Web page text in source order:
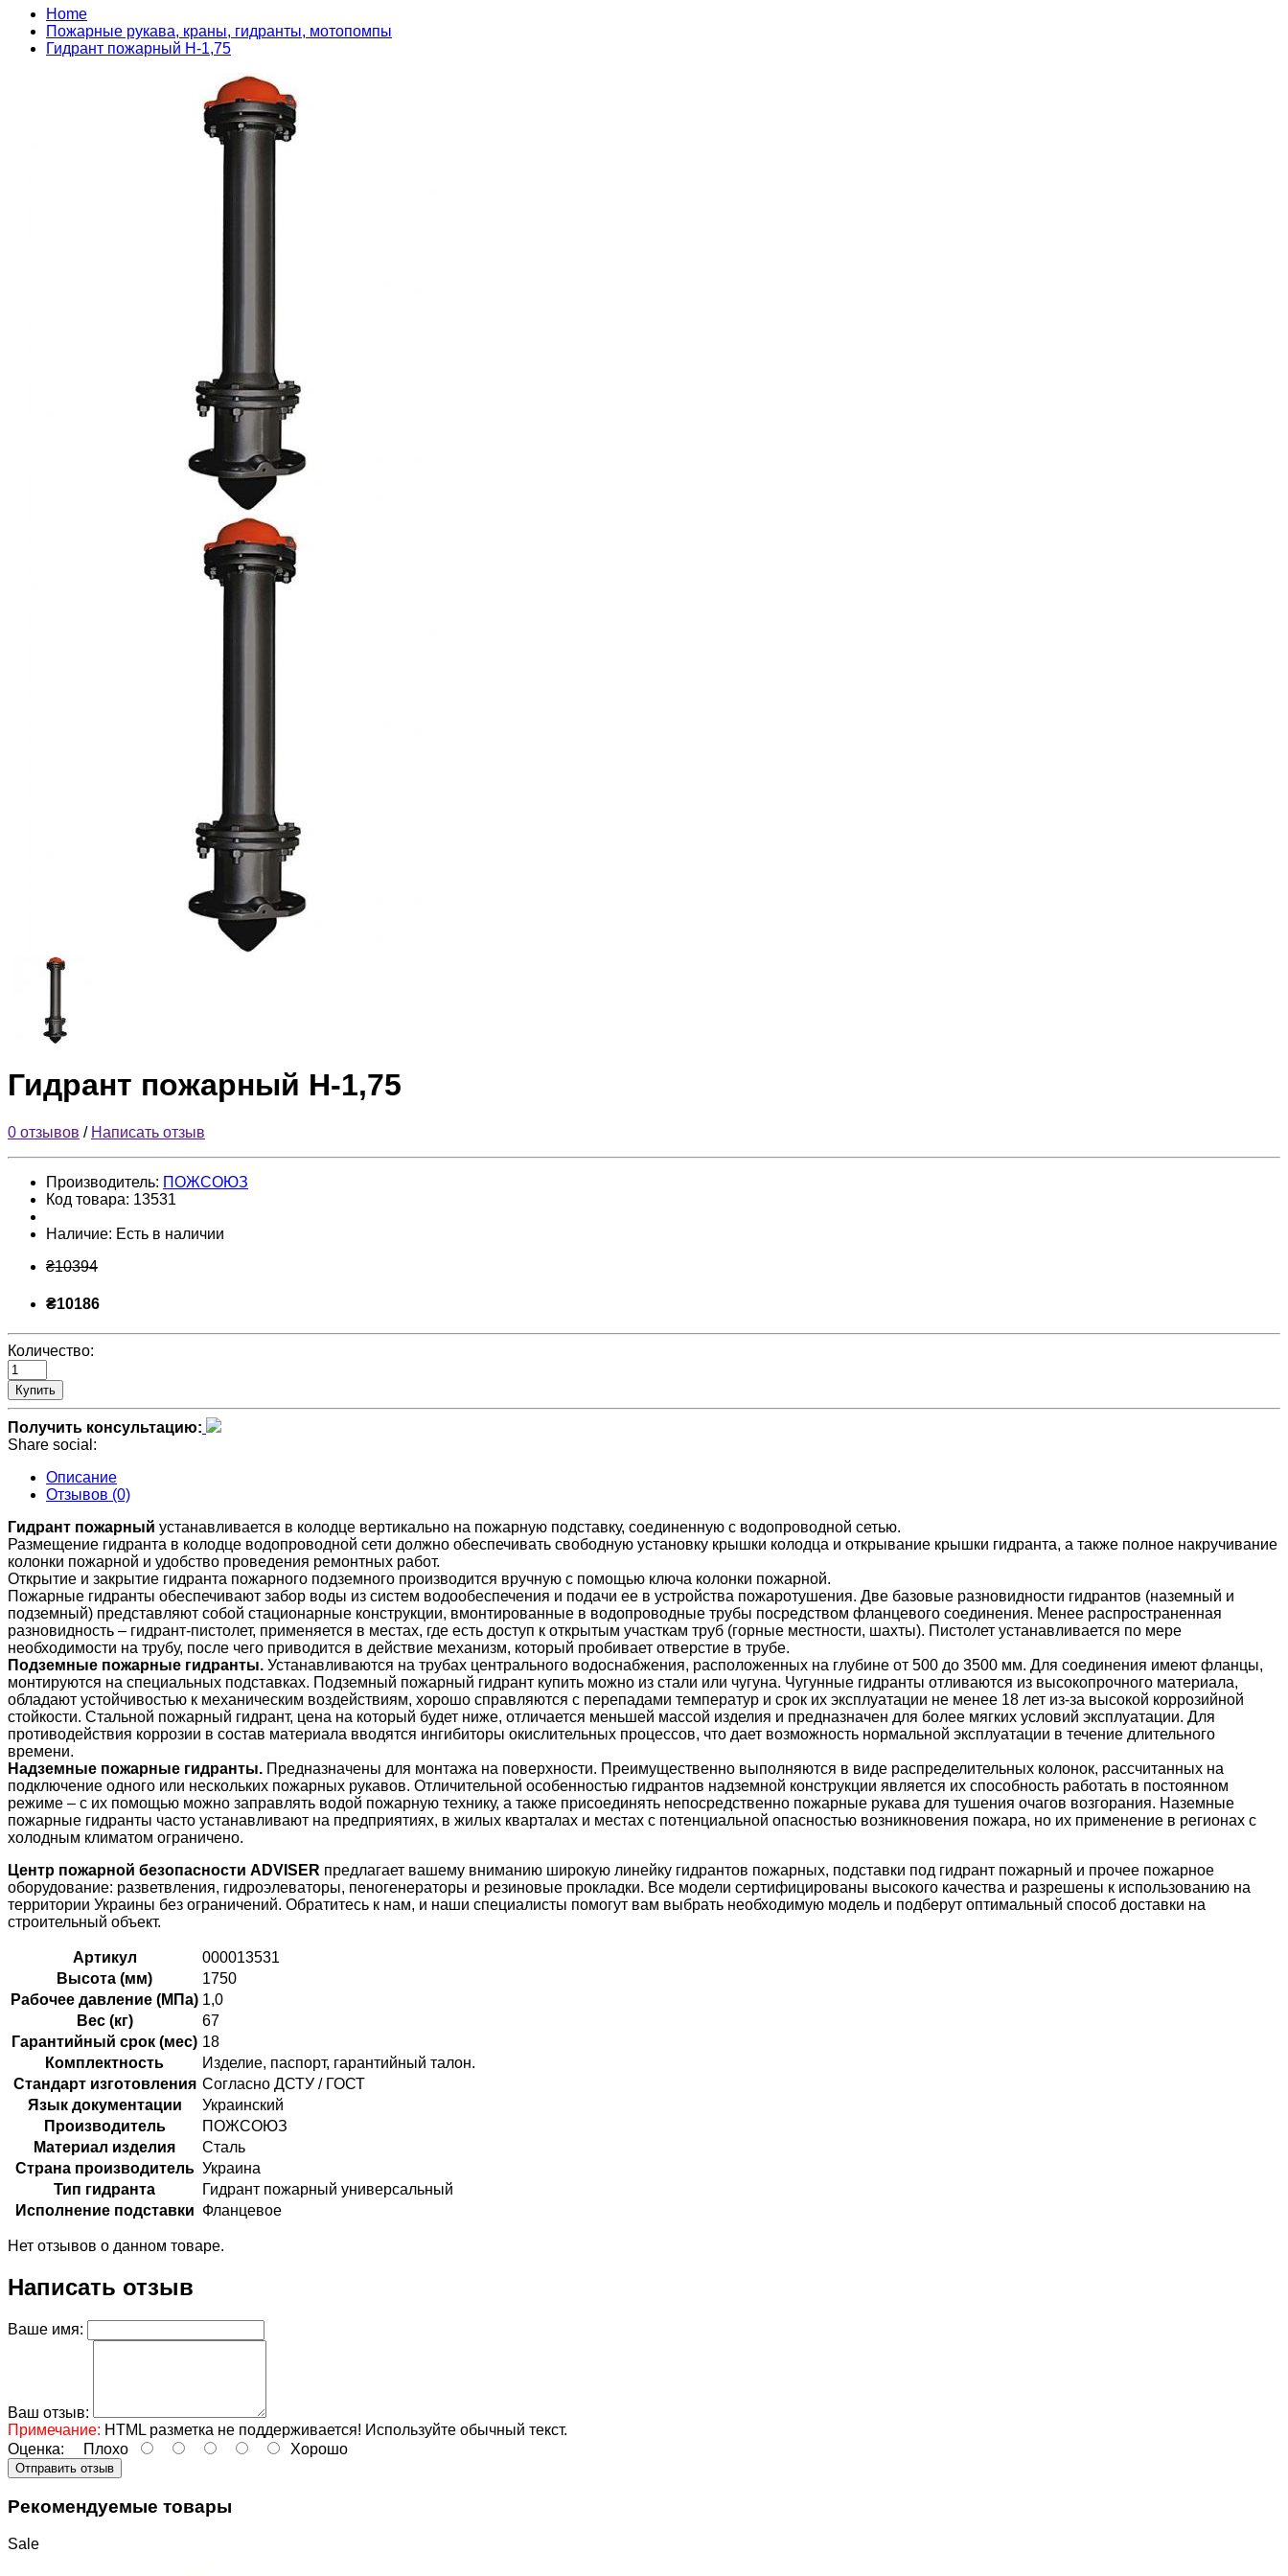
Home
Пожарные рукава, краны, гидранты, мотопомпы
Гидрант пожарный Н-1,75
Гидрант пожарный Н-1,75
0 отзывов / Написать отзыв
Производитель: ПОЖСОЮЗ
Код товара: 13531
Наличие: Есть в наличии
₴10394
₴10186
Количество:
Купить
Получить консультацию:
Share social:
Описание
Отзывов (0)
Гидрант пожарный устанавливается в колодце вертикально на пожарную подставку, соединенную с водопроводной сетью.
Размещение гидранта в колодце водопроводной сети должно обеспечивать свободную установку крышки колодца и открывание крышки гидранта, а также полное накручивание
колонки пожарной и удобство проведения ремонтных работ.
Открытие и закрытие гидранта пожарного подземного производится вручную с помощью ключа колонки пожарной.
Пожарные гидранты обеспечивают забор воды из систем водообеспечения и подачи ее в устройства пожаротушения. Две базовые разновидности гидрантов (наземный и
подземный) представляют собой стационарные конструкции, вмонтированные в водопроводные трубы посредством фланцевого соединения. Менее распространенная
разновидность – гидрант-пистолет, применяется в местах, где есть доступ к открытым участкам труб (горные местности, шахты). Пистолет устанавливается по мере
необходимости на трубу, после чего приводится в действие механизм, который пробивает отверстие в трубе.
Подземные пожарные гидранты. Устанавливаются на трубах центрального водоснабжения, расположенных на глубине от 500 до 3500 мм. Для соединения имеют фланцы,
монтируются на специальных подставках. Подземный пожарный гидрант купить можно из стали или чугуна. Чугунные гидранты отливаются из высокопрочного материала,
обладают устойчивостью к механическим воздействиям, хорошо справляются с перепадами температур и срок их эксплуатации не менее 18 лет из-за высокой коррозийной
стойкости. Стальной пожарный гидрант, цена на который будет ниже, отличается меньшей массой изделия и предназначен для более мягких условий эксплуатации. Для
противодействия коррозии в состав материала вводятся ингибиторы окислительных процессов, что дает возможность нормальной эксплуатации в течение длительного
времени.
Надземные пожарные гидранты. Предназначены для монтажа на поверхности. Преимущественно выполняются в виде распределительных колонок, рассчитанных на
подключение одного или нескольких пожарных рукавов. Отличительной особенностью гидрантов надземной конструкции является их способность работать в постоянном
режиме – с их помощью можно заправлять водой пожарную технику, а также присоединять непосредственно пожарные рукава для тушения очагов возгорания. Наземные
пожарные гидранты часто устанавливают на предприятиях, в жилых кварталах и местах с потенциальной опасностью возникновения пожара, но их применение в регионах с
холодным климатом ограничено.
Центр пожарной безопасности ADVISER предлагает вашему вниманию широкую линейку гидрантов пожарных, подставки под гидрант пожарный и прочее пожарное
оборудование: разветвления, гидроэлеваторы, пеногенераторы и резиновые прокладки. Все модели сертифицированы высокого качества и разрешены к использованию на
территории Украины без ограничений. Обратитесь к нам, и наши специалисты помогут вам выбрать необходимую модель и подберут оптимальный способ доставки на
строительный объект.
Артикул
000013531
Высота (мм)
1750
Рабочее давление (МПа) 1,0
Вес (кг)
67
Гарантийный срок (мес) 18
Комплектность
Изделие, паспорт, гарантийный талон.
Стандарт изготовления Согласно ДСТУ / ГОСТ
Язык документации
Украинский
Производитель
ПОЖСОЮЗ
Материал изделия
Сталь
Страна производитель Украина
Тип гидранта
Гидрант пожарный универсальный
Исполнение подставки Фланцевое
Нет отзывов о данном товаре.
Написать отзыв
Ваше имя:
Ваш отзыв:
Примечание: HTML разметка не поддерживается! Используйте обычный текст.
Оценка: Плохо Хорошо
Отправить отзыв
Рекомендуемые товары
Sale